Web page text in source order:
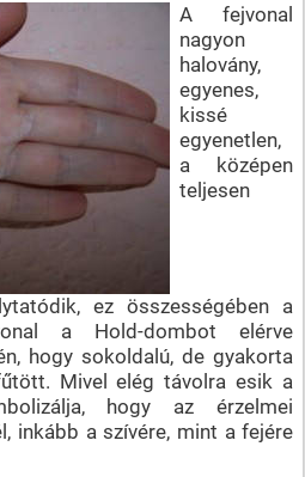
A fejvonal
nagyon
halovány,
egyenes,
kissé
egyenetlen,
a középen
teljesen
ez összességében a
a Hold-dombot elérve
hogy sokoldalú, de gyakorta
Mivel elég távolra esik a
hogy az érzelmei
inkább a szívére, mint a fejére